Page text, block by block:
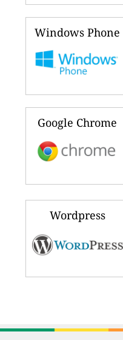
Windows Phone
Google Chrome
Wordpress